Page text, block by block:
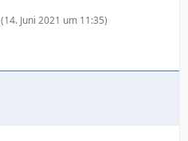
(14. Juni 2021 um 11:35)